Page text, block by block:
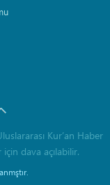
Kur’an Haber
için dava açılabilir.